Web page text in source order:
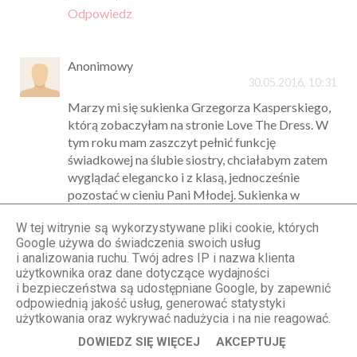
Odpowiedz
Anonimowy
30.05.2016, 10:31
Marzy mi się sukienka Grzegorza Kasperskiego,
którą zobaczyłam na stronie Love The Dress. W
tym roku mam zaszczyt pełnić funkcję
świadkowej na ślubie siostry, chciałabym zatem
wyglądać elegancko i z klasą, jednocześnie
pozostać w cieniu Pani Młodej. Sukienka w
ze złotą biżuterią, jednak delikatną, gdyż
sukienka sama w sobie jest efektowna. Do
sukienki założyłabym sandałki w kolorze nude,
totalnie proste, tylko z dwoma paseczkami - na
palce i na kostce. Kopertówka również byłaby
delikatna, wręcz nierzucająca się w oczy, w
kolorze cielistym, ze złotymi dodatkami. Nie
można zapominać o makijażu, tutaj zaszalałabym
W tej witrynie są wykorzystywane pliki cookie, których
Google używa do świadczenia swoich usług
i analizowania ruchu. Twój adres IP i nazwa klienta
użytkownika oraz dane dotyczące wydajności
i bezpieczeństwa są udostępniane Google, by zapewnić
odpowiednią jakość usług, generować statystyki
użytkowania oraz wykrywać nadużycia i na nie reagować.
DOWIEDZ SIĘ WIĘCEJ AKCEPTUJĘ